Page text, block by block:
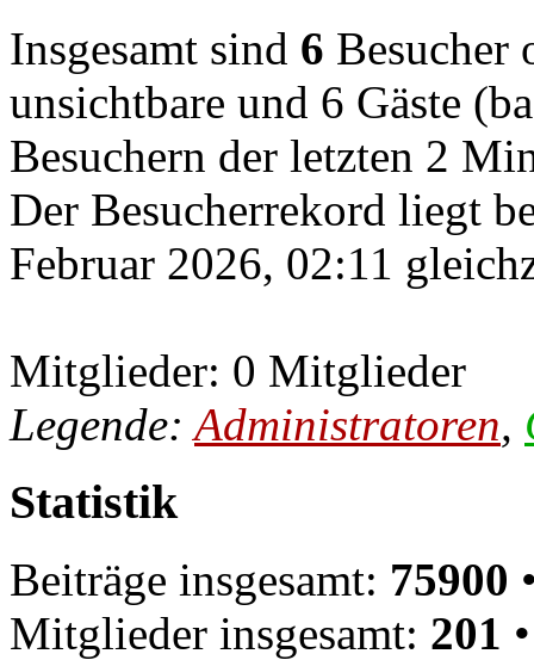
Insgesamt sind 6 Besucher
unsichtbare und 6 Gäste
Besuchern der letzten 2
Der Besucherrekord liegt
Februar 2026, 02:11
Mitglieder: 0 Mitglieder
Legende:Administratoren,
Statistik
Beiträge insgesamt: 75900
Mitglieder insgesamt: 201